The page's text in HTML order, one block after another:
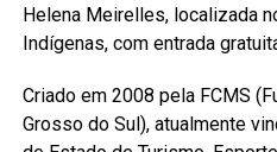
Helena Meirelles, localizada
Indígenas, com entrada
Criado em 2008 pela FCMS
Grosso do Sul), atualmente